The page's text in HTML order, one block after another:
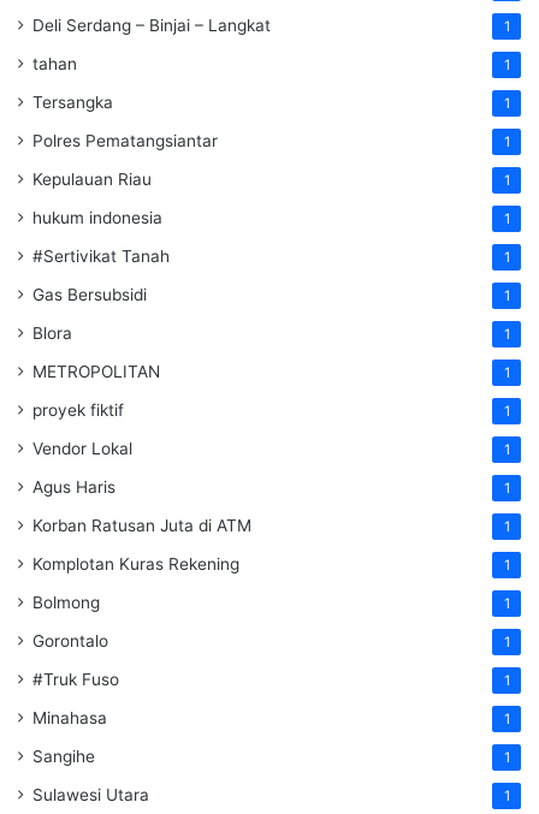
Deli Serdang – Binjai – Langkat 1
tahan 1
Tersangka 1
Polres Pematangsiantar 1
Kepulauan Riau 1
hukum indonesia 1
#Sertivikat Tanah 1
Gas Bersubsidi 1
Blora 1
METROPOLITAN 1
proyek fiktif 1
Vendor Lokal 1
Agus Haris 1
Korban Ratusan Juta di ATM 1
Komplotan Kuras Rekening 1
Bolmong 1
Gorontalo 1
#Truk Fuso 1
Minahasa 1
Sangihe 1
Sulawesi Utara 1